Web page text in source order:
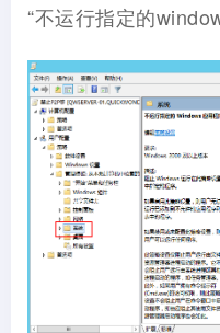
“不运行指定的